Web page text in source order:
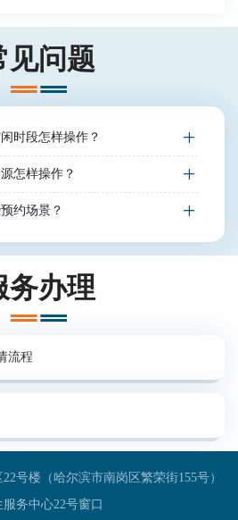
见问题
时段怎样操作？
怎样操作？
约场景？
务办理
流程
号楼（哈尔滨市南岗区繁荣街155号）
务中心22号窗口